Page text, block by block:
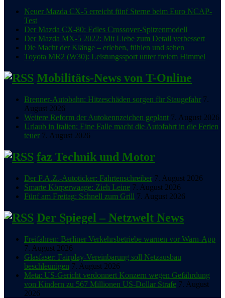
Neuer Mazda CX-5 erreicht fünf Sterne beim Euro NCAP-
Test
Der Mazda CX-80: Edles Crossover-Spitzenmodell
Der Mazda MX-5 2022: Mit Liebe zum Detail verbessert
Die Macht der Klänge – erleben, fühlen und sehen
Toyota MR2 (W30): Leistungssport unter freiem Himmel
Mobilitäts-News von T-Online
Brenner-Autobahn: Hitzeschäden sorgen für Staugefahr 7.
August 2026
Weitere Reform der Autokennzeichen geplant 7. August 2026
Urlaub in Italien: Eine Falle macht die Autofahrt in die Ferien
teuer 7. August 2026
faz Technik und Motor
Der F.A.Z.-Autoticker: Fahrtenschreiber 7. August 2026
Smarte Körperwaage: Zieh Leine 7. August 2026
Fünf am Freitag: Schnell zum Grill 7. August 2026
Der Spiegel – Netzwelt News
Freifahren: Berliner Verkehrsbetriebe warnen vor Warn-App
7. August 2026
Glasfaser: Fairplay-Vereinbarung soll Netzausbau
beschleunigen 7. August 2026
Meta: US-Gericht verdonnert Konzern wegen Gefährdung
von Kindern zu 567 Millionen US-Dollar Strafe 7. August
2026